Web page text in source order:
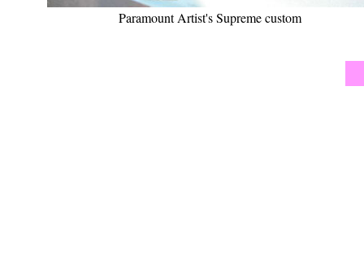
Paramount Artist's Supreme custom